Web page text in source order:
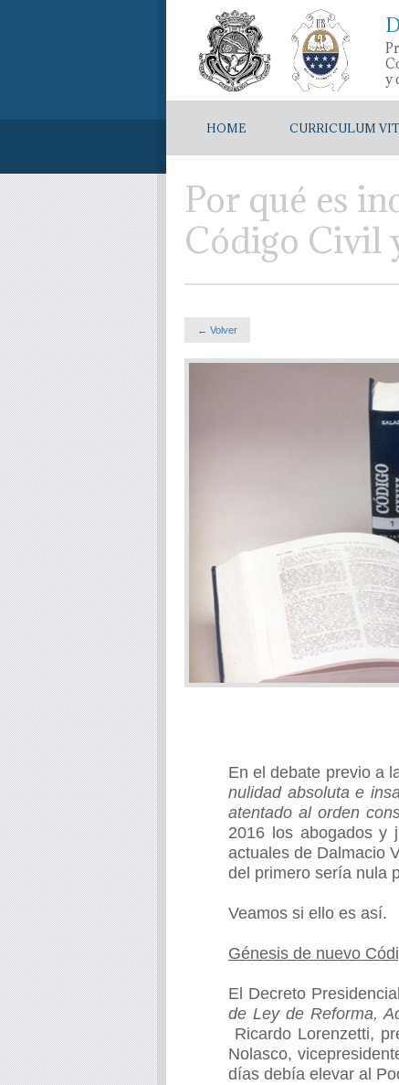
y
HOME CURRICULUM
Por qué es
Código Civil
← Volver
En el debate previo a
nulidad absoluta e
atentado al orden
2016 los abogados y
actuales de Dalmacio
del primero sería nula
Veamos si ello es así.
Génesis de nuevo
El Decreto
de Ley de Reforma,
Ricardo Lorenzetti,
Nolasco,
días debía elevar al